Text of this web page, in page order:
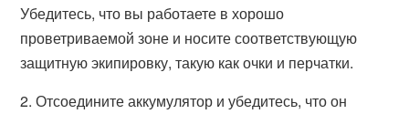
Убедитесь, что вы работаете в хорошо
проветриваемой зоне и носите соответствующую
защитную экипировку, такую как очки и перчатки.
2. Отсоедините аккумулятор и убедитесь, что он